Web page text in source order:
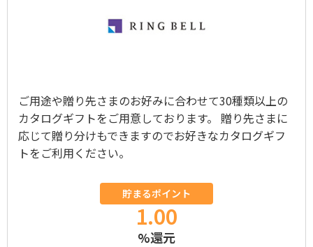
ご用途や贈り先さまのお好みに合わせて30種類以上の
カタログギフトをご用意しております。 贈り先さまに
応じて贈り分けもできますのでお好きなカタログギフ
トをご利用ください。
貯まるポイント
1.00
%還元